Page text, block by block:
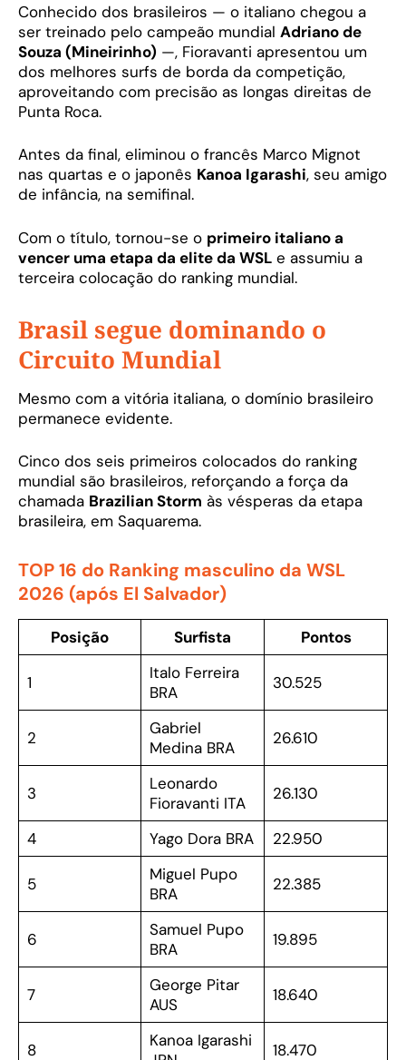
Conhecido dos brasileiros — o italiano chegou a
ser treinado pelo campeão mundial Adriano de
Souza (Mineirinho) —, Fioravanti apresentou um
dos melhores surfs de borda da competição,
aproveitando com precisão as longas direitas de
Punta Roca.
Antes da final, eliminou o francês Marco Mignot
nas quartas e o japonês Kanoa Igarashi, seu amigo
de infância, na semifinal.
Com o título, tornou-se o primeiro italiano a
vencer uma etapa da elite da WSL e assumiu a
terceira colocação do ranking mundial.
Brasil segue dominando o
Circuito Mundial
Mesmo com a vitória italiana, o domínio brasileiro
permanece evidente.
Cinco dos seis primeiros colocados do ranking
mundial são brasileiros, reforçando a força da
chamada Brazilian Storm às vésperas da etapa
brasileira, em Saquarema.
TOP 16 do Ranking masculino da WSL
2026 (após El Salvador)
Posição Surfista Pontos
1
Italo Ferreira
BRA
30.525
2
Gabriel
Medina BRA
26.610
3
Leonardo
Fioravanti ITA
26.130
4 Yago Dora BRA 22.950
5
Miguel Pupo
BRA
22.385
6
Samuel Pupo
BRA
19.895
7
George Pitar
AUS
18.640
8
Kanoa Igarashi
18.470